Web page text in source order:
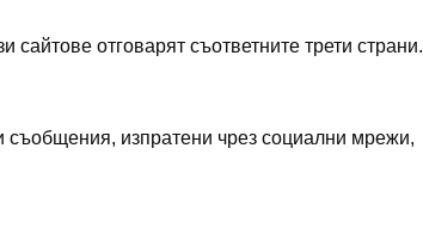
отговарят съответните трети страни.
изпратени чрез социални мрежи,